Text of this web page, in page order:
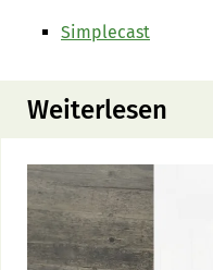
Simplecast
Weiterlesen